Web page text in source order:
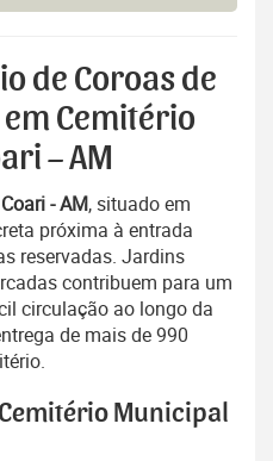
de Coroas de
Cemitério
– AM
- AM, situado em
próxima à entrada
reservadas. Jardins
contribuem para um
circulação ao longo da
de mais de 990
Municipal